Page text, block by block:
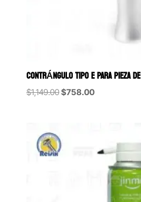
CONTRÁNGULO TIPO E PARA PIEZA
$1,149.00Original
$758.00Current